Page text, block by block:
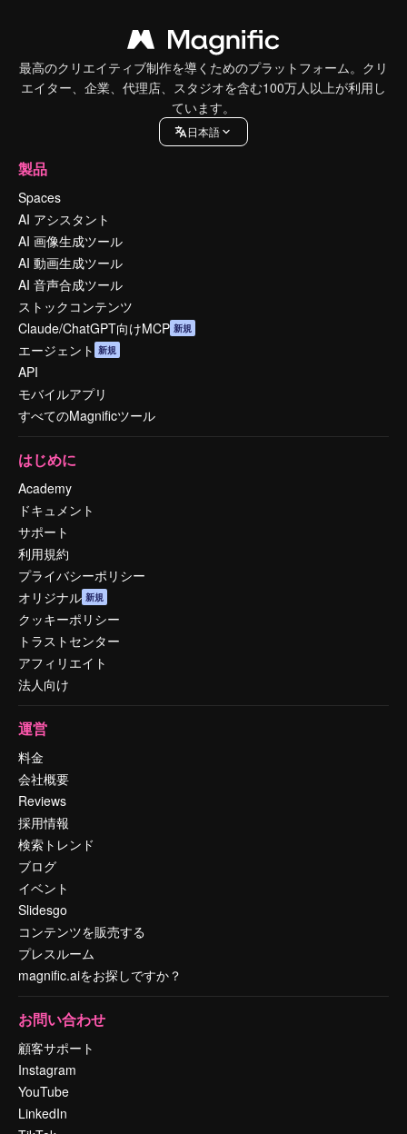
最高のクリエイティブ制作を導くためのプラットフォーム。クリ
エイター、企業、代理店、スタジオを含む100万人以上が利用し
ています。
日本語
製品
Spaces
AI アシスタント
AI 画像生成ツール
AI 動画生成ツール
AI 音声合成ツール
ストックコンテンツ
Claude/ChatGPT向けMCP 新規
エージェント 新規
API
モバイルアプリ
すべてのMagnificツール
はじめに
Academy
ドキュメント
サポート
利用規約
プライバシーポリシー
オリジナル 新規
クッキーポリシー
トラストセンター
アフィリエイト
法人向け
運営
料金
会社概要
Reviews
採用情報
検索トレンド
ブログ
イベント
Slidesgo
コンテンツを販売する
プレスルーム
magnific.aiをお探しですか？
お問い合わせ
顧客サポート
Instagram
YouTube
LinkedIn